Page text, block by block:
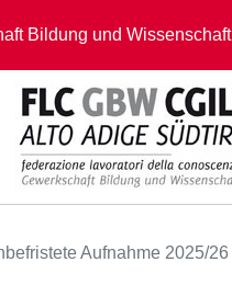
Bildung und Wissenschaft
Aufnahme 2025/26